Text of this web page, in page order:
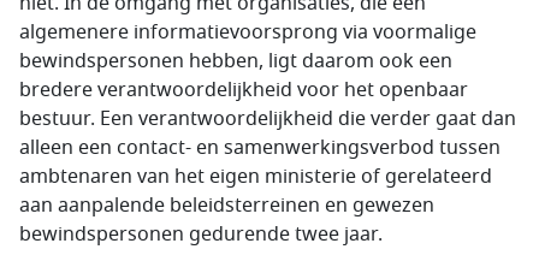
algemenere informatievoorsprong via voormalige
bewindspersonen hebben, ligt daarom ook een
bredere verantwoordelijkheid voor het openbaar
bestuur. Een verantwoordelijkheid die verder gaat dan
alleen een contact- en samenwerkingsverbod tussen
ambtenaren van het eigen ministerie of gerelateerd
aan aanpalende beleidsterreinen en gewezen
bewindspersonen gedurende twee jaar.